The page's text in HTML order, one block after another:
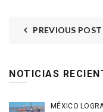
PREVIOUS POST
NOTICIAS
MÉXICO